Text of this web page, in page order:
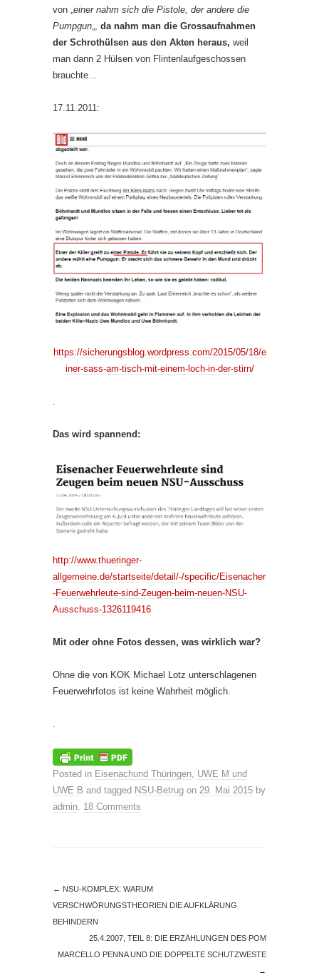
von „einer nahm sich die Pistole, der andere die
Pumpgun„, da nahm man die Grossaufnahmen
der Schrothülsen aus den Akten heraus, weil
man dann 2 Hülsen von Flintenlaufgeschossen
brauchte…
17.11.2011:
https://sicherungsblog.wordpress.com/2015/05/18/e
iner-sass-am-tisch-mit-einem-loch-in-der-stirn/
.
Das wird spannend:
http://www.thueringer-
allgemeine.de/startseite/detail/-/specific/Eisenacher
-Feuerwehrleute-sind-Zeugen-beim-neuen-NSU-
Ausschuss-1326119416
Mit oder ohne Fotos dessen, was wirklich war?
Ohne die von KOK Michael Lotz unterschlagenen
Feuerwehrfotos ist keine Wahrheit möglich.
Posted in Eisenachund Thüringen UWE M und
UWE B and tagged NSU-Betrug on 29. Mai 2015 by
admin 18 Comments
← NSU-KOMPLEX: WARUM
VERSCHWÖRUNGSTHEORIEN DIE AUFKLÄRUNG
BEHINDERN
25.4.2007, TEIL 8: DIE ERZÄHLUNGEN DES POM
MARCELLO PENNA UND DIE DOPPELTE SCHUTZWESTE
→